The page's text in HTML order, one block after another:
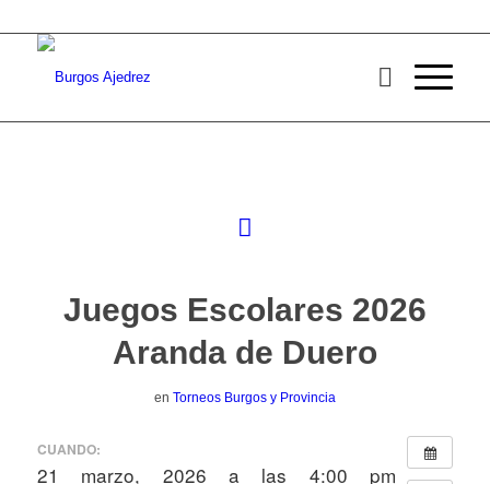
Juegos Escolares 2026
Aranda de Duero
en Torneos Burgos y Provincia
CUANDO:
21 marzo, 2026 a las 4:00 pm